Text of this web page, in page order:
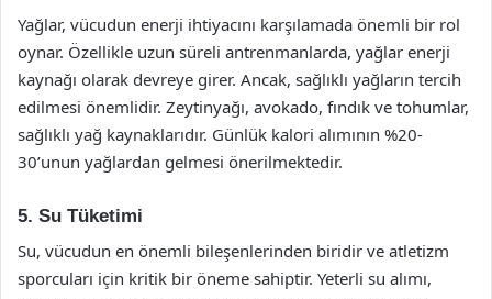
Yağlar, vücudun enerji ihtiyacını karşılamada önemli bir rol
oynar. Özellikle uzun süreli antrenmanlarda, yağlar enerji
kaynağı olarak devreye girer. Ancak, sağlıklı yağların tercih
edilmesi önemlidir. Zeytinyağı, avokado, fındık ve tohumlar,
sağlıklı yağ kaynaklarıdır. Günlük kalori alımının %20-
30’unun yağlardan gelmesi önerilmektedir.
5. Su Tüketimi
Su, vücudun en önemli bileşenlerinden biridir ve atletizm
sporcuları için kritik bir öneme sahiptir. Yeterli su alımı,